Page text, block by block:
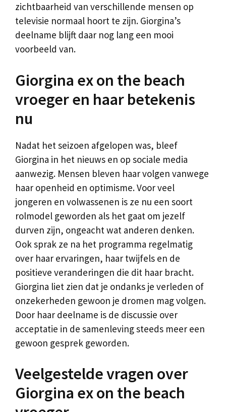
zichtbaarheid van verschillende mensen op
televisie normaal hoort te zijn. Giorgina’s
deelname blijft daar nog lang een mooi
voorbeeld van.
Giorgina ex on the beach
vroeger en haar betekenis
nu
Nadat het seizoen afgelopen was, bleef
Giorgina in het nieuws en op sociale media
aanwezig. Mensen bleven haar volgen vanwege
haar openheid en optimisme. Voor veel
jongeren en volwassenen is ze nu een soort
rolmodel geworden als het gaat om jezelf
durven zijn, ongeacht wat anderen denken.
Ook sprak ze na het programma regelmatig
over haar ervaringen, haar twijfels en de
positieve veranderingen die dit haar bracht.
Giorgina liet zien dat je ondanks je verleden of
onzekerheden gewoon je dromen mag volgen.
Door haar deelname is de discussie over
acceptatie in de samenleving steeds meer een
gewoon gesprek geworden.
Veelgestelde vragen over
Giorgina ex on the beach